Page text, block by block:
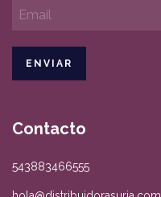
Contacto
543883466555